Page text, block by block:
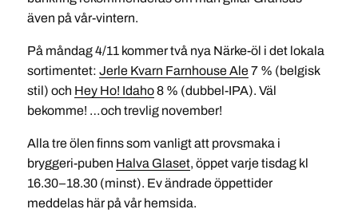
även på vår-vintern.
På måndag 4/11 kommer två nya Närke-öl i det lokala
sortimentet: Jerle Kvarn Farnhouse Ale7 % (belgisk
stil) och Hey Ho! Idaho8 % (dubbel-IPA). Väl
bekomme! …och trevlig november!
Alla tre ölen finns som vanligt att provsmaka i
bryggeri-puben Halva Glaset, öppet varje tisdag kl
16.30–18.30 (minst). Ev ändrade öppettider
meddelas här på vår hemsida.